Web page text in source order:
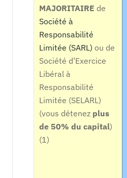
MAJORITAIRE de
Société à
Responsabilité
Limitée (SARL) ou de
Société d’Exercice
Libéral à
Responsabilité
Limitée (SELARL)
(vous détenez plus
de 50% du capital)
(1)